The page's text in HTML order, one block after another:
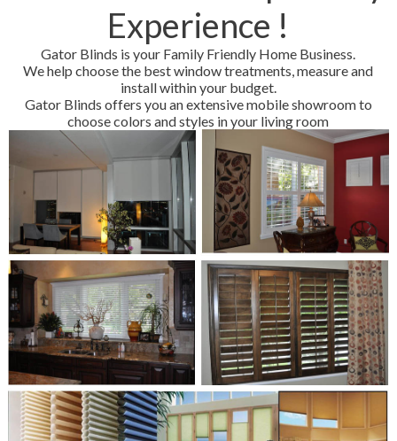
Experience !
Gator Blinds is your Family Friendly Home Business.
We help choose the best window treatments, measure and
install within your budget.
Gator Blinds offers you an extensive mobile showroom to
choose colors and styles in your living room